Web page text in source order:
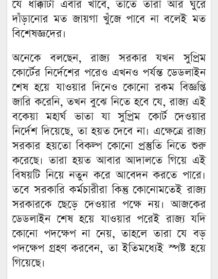
যে ধাক্কাটা এবার খাবে, তাতে তারা আর ঘুরে
দাঁড়ানোর মত জায়গা খুঁজে পাবে না বলেই মত
বিশেষজ্ঞদের।
অনেকে বলছেন, রাজ্য সরকার যখন সুপ্রিম
কোর্টের নির্দেশের পরেও এখনও পর্যন্ত ডেডলাইন
শেষ হয়ে যাওয়ার দিনেও কোনো রকম বিজ্ঞপ্তি
জারি করেনি, তখন বুঝে নিতে হবে যে, রাজ্য এই
বকেয়া মহার্ঘ ভাতা যা সুপ্রিম কোর্ট দেওয়ার
নির্দেশ দিয়েছে, তা হয়ত দেবে না। এক্ষেত্রে রাজ্য
সরকার হয়তো বিকল্প কোনো প্রস্তুতি নিতে শুরু
করেছে। তারা হয়ত আবার আদালতে গিয়ে এই
বিষয়টি নিয়ে নতুন করে আবেদন করতে পারে।
তবে সরকারি কর্মচারীরা কিন্তু কোনোমতেই রাজ্য
সরকারকে ছেড়ে দেওয়ার পক্ষে নয়। আজকের
ডেডলাইন শেষ হয়ে যাওয়ার পরেই রাজ্য যদি
কোনো পদক্ষেপ না নেয়, তাহলে তারা যে বড়
পদক্ষেপ গ্রহণ করবেন, তা ইতিমধ্যেই স্পষ্ট হয়ে
গিয়েছে।